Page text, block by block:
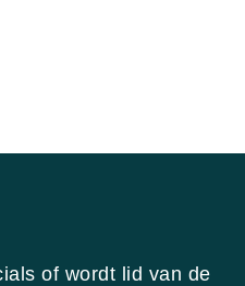
of wordt lid van de